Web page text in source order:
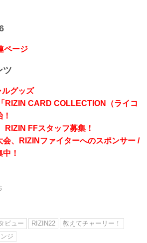
ページ
ツ
グッズ
RIZIN CARD COLLECTION（ライコ
FFスタッフ募集！
、RIZINファイターへのスポンサー /
！
ビュー RIZIN22
教えてチャーリー！
ジ